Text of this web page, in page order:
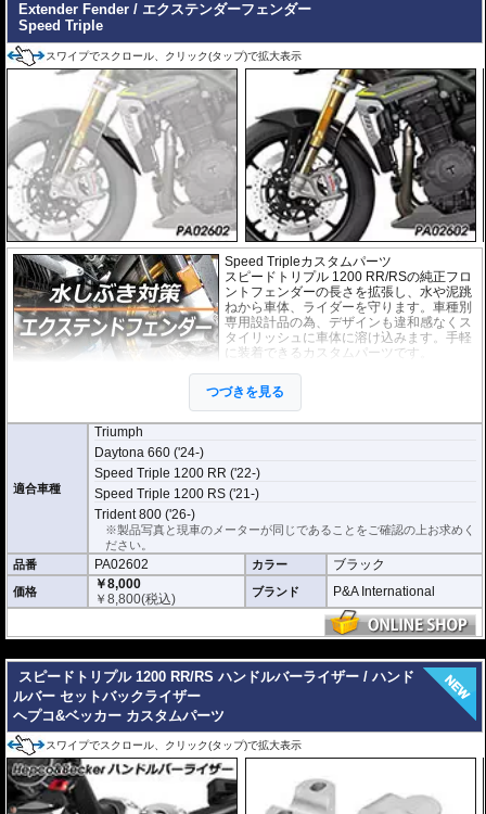
またこのフィルムは 多少の気泡なら数時間から２日ほどで自然に気泡が消える
優れもの。満足のいく取付が容易になりました。
シリコーン系粘着材を採用し、メーターを痛めることがありません。フィルム
を剥がせば、元通りの状態になります。
Extender Fender / エクステンダーフェンダー
Speed Triple
スワイプでスクロール、クリック(タップ)で拡大表示
Speed Tripleカスタムパーツ
スピードトリプル 1200 RR/RSの純正フロ
ントフェンダーの長さを拡張し、水や泥跳
ねから車体、ライダーを守ります。車種別
専用設計品の為、デザインも違和感なくス
タイリッシュに車体に溶け込みます。手軽
に装着できるカスタムパーツです。
取付は付属の強力粘着シートを使い、簡単
に行えます。通常使用での脱落は心配あり
ませんが、取付作業の不備(洗浄、脱脂不十
分)等においてはこの限りではありません。ビスまたはトリムクリップが付属し
ているパッケージについてはこれらの使用を強く推奨いたします。使用されて
いない場合の脱落による保証は致しかねます。
どのような効果があるパーツですか？
スピードトリプル 1200 RR/RSの純正フロントフェンダーの長さを拡張し、水
や泥跳ねから車体、ライダーを強力に守ります。
※写真はイメージです。車種により、フェンダーのデザインは多少異なりま
す。
つづきを見る
適合車種
Triumph
Daytona 660 ('24-)
Speed Triple 1200 RR ('22-)
Speed Triple 1200 RS ('21-)
Trident 800 ('26-)
※製品写真と現車のメーターが同じであることをご確認の上お求めく
ださい。
品番
PA02602 カラー ブラック
価格
￥8,000
￥8,800(税込) ブランド P&A International
スピードトリプル 1200 RR/RS ハンドルバーライザー / ハンド
ルバー セットバックライザー
ヘプコ&ベッカー カスタムパーツ
スワイプでスクロール、クリック(タップ)で拡大表示